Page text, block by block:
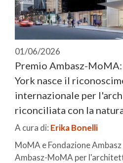
01/06/2026
Premio Ambasz-
York nasce il
internazionale per
riconciliata con la
A cura di: Erika Bonelli
MoMA e Fondazione
Ambasz-MoMA per